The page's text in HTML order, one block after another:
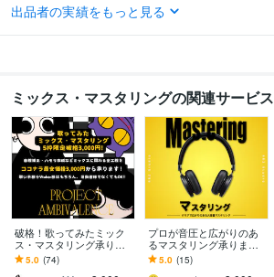
その他ツール
音楽
語学力
英語 日常会話レベル
出品者の実績をもっと見る
ミックス・マスタリングの関連サービス
破格！歌ってみたミック
ス・マスタリング承りま
す 5名様限定価格でのご提
供です！この機会に是非
5.0 (74)
プロが音圧と広がりのあ
るマスタリング承ります
アルバム制作に向けて同
じ処理でマスタリングが
5.0 (15)